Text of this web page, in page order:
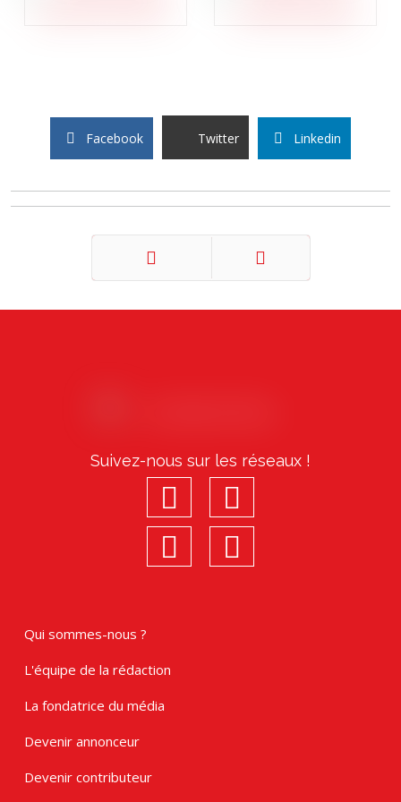
Facebook Twitter Linkedin
Suivez-nous sur les réseaux !
facebook
linkedin
Qui sommes-nous ?
L'équipe de la rédaction
La fondatrice du média
Devenir annonceur
Devenir contributeur